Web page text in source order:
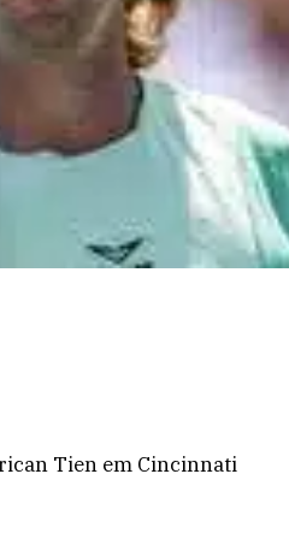
Tien em Cincinnati